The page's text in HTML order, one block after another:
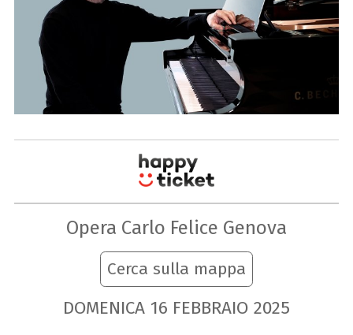
Opera Carlo Felice Genova
Cerca sulla mappa
DOMENICA 16 FEBBRAIO 2025